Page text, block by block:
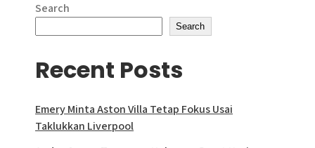
Search
Search
Recent Posts
Emery Minta Aston Villa Tetap Fokus Usai
Taklukkan Liverpool